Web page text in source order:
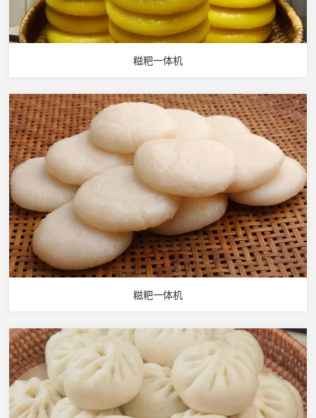
糍粑一体机
糍粑一体机